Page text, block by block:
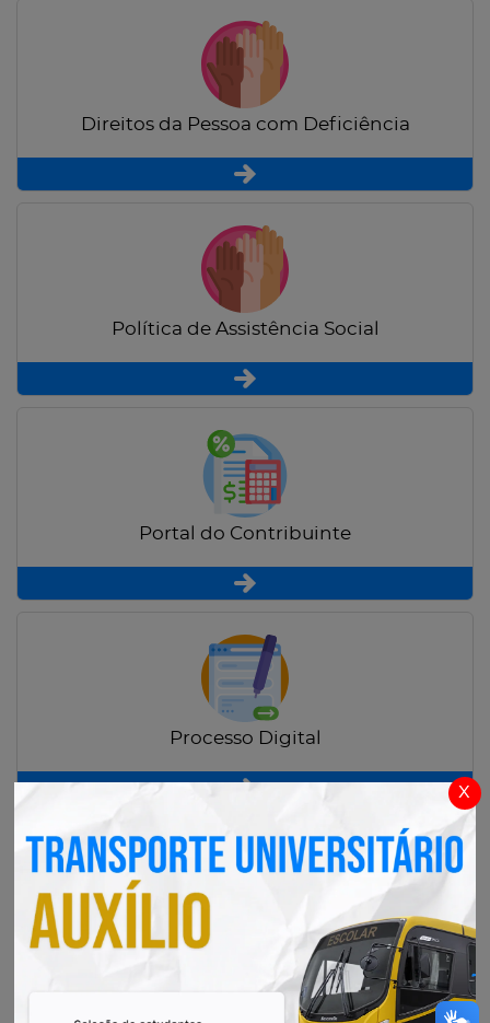
x
Direitos da Pessoa com Deficiência
Política de Assistência Social
Portal do Contribuinte
Processo Digital
Radar Transparência Pública